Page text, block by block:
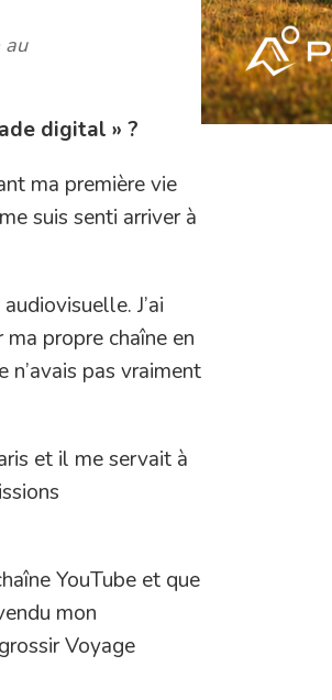
au
digital » ?
ma première vie
suis senti arriver à
J’ai
propre chaîne en
pas vraiment
et il me servait à
YouTube et que
mon
Voyage